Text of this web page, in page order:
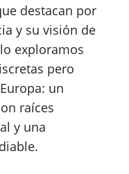
destacan por
y su visión de
exploramos
pero
un
raíces
y una